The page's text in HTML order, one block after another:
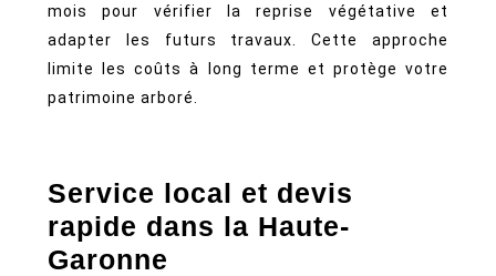
mois pour vérifier la reprise végétative et
adapter les futurs travaux. Cette approche
limite les coûts à long terme et protège votre
patrimoine arboré.
Service local et devis
rapide dans la Haute-
Garonne